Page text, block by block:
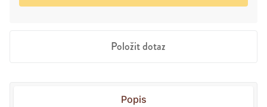
Položit dotaz
Popis